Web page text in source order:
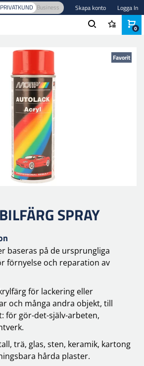
Business Skapa konto Logga In
Favorit
SPRAY
baseras på de ursprungliga
förnyelse och reparation av
för lackering eller
och många andra objekt, till
för gör-det-själv-arbeten,
trä, glas, sten, keramik, kartong
hårda plaster.
0